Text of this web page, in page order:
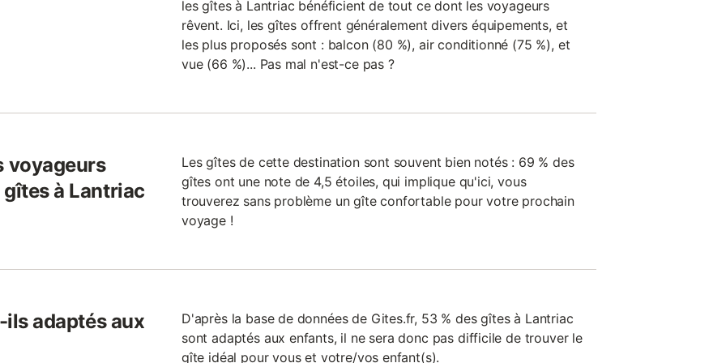
les gîtes à Lantriac bénéficient de tout ce dont les voyageurs
rêvent. Ici, les gîtes offrent généralement divers équipements, et
les plus proposés sont : balcon (80 %), air conditionné (75 %), et
vue (66 %)... Pas mal n'est-ce pas ?
voyageurs
à Lantriac
Les gîtes de cette destination sont souvent bien notés : 69 % des
gîtes ont une note de 4,5 étoiles, qui implique qu'ici, vous
trouverez sans problème un gîte confortable pour votre prochain
voyage !
adaptés aux
D'après la base de données de Gites.fr, 53 % des gîtes à Lantriac
sont adaptés aux enfants, il ne sera donc pas difficile de trouver le
gîte idéal pour vous et votre/vos enfant(s).